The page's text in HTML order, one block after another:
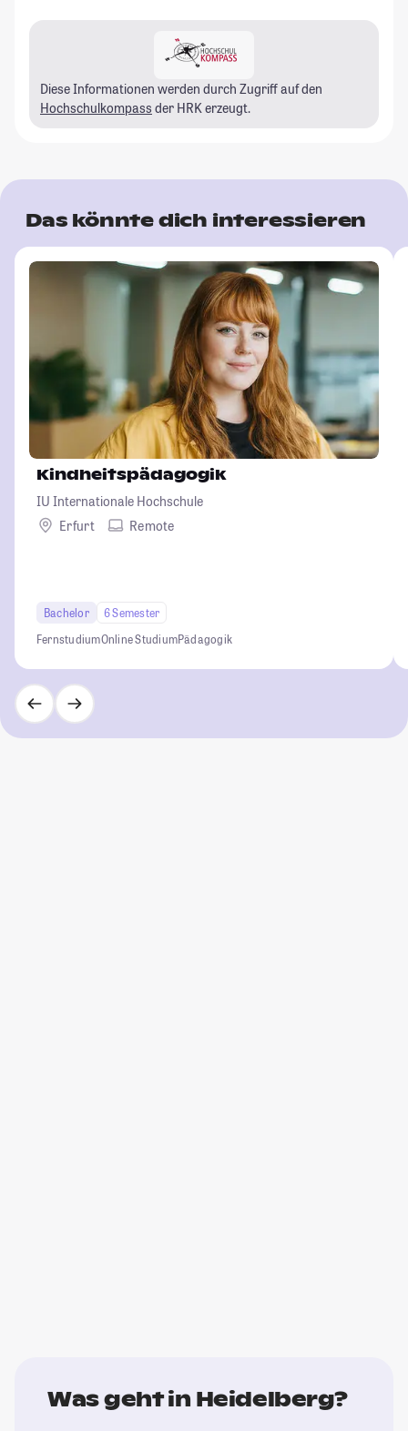
Diese Informationen werden durch Zugriff auf den
Hochschulkompass der HRK erzeugt.
Das könnte dich interessieren
Kindheitspädagogik
IU Internationale Hochschule
Erfurt
Remote
Bachelor
6 Semester
FernstudiumOnline StudiumPädagogik
Was geht in Heidelberg?